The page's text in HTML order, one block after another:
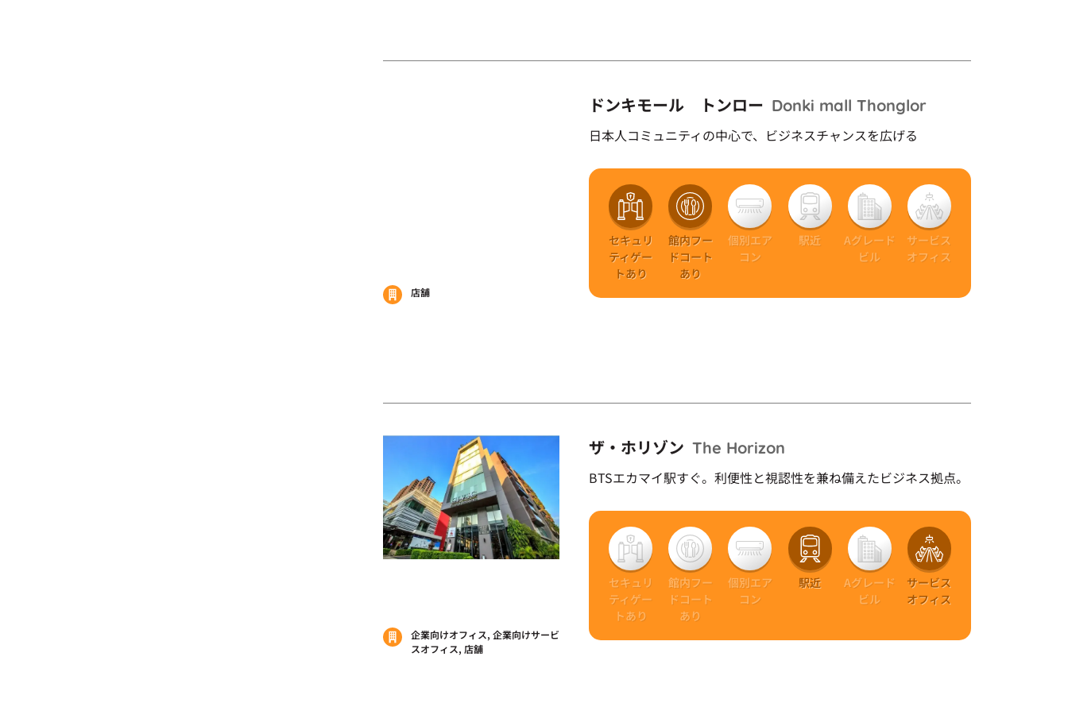
ドンキモール トンロー Donki mall Thonglor
日本人コミュニティの中心で、ビジネスチャンスを広げる
店舗
セキュリ
ティゲー
トあり
館内フー
ドコート
あり
個別エア
コン
駅近
Aグレード
ビル
サービス
オフィス
ザ・ホリゾン The Horizon
BTSエカマイ駅すぐ。利便性と視認性を兼ね備えたビジネス拠点。
企業向けオフィス, 企業向けサービ
スオフィス, 店舗
セキュリ
ティゲー
トあり
館内フー
ドコート
あり
個別エア
コン
駅近
Aグレード
ビル
サービス
オフィス